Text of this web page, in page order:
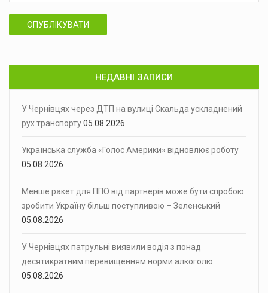
ОПУБЛІКУВАТИ
НЕДАВНІ ЗАПИСИ
У Чернівцях через ДТП на вулиці Скальда ускладнений
рух транспорту05.08.2026
Українська служба «Голос Америки» відновлює роботу
05.08.2026
Менше ракет для ППО від партнерів може бути спробою
зробити Україну більш поступливою – Зеленський
05.08.2026
У Чернівцях патрульні виявили водія з понад
десятикратним перевищенням норми алкоголю
05.08.2026